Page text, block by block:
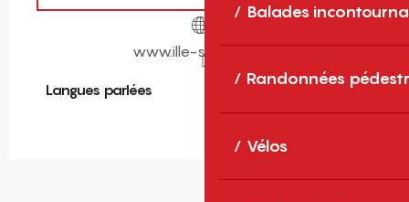
Balades
Randonnées
Vélos
www.ille-sur-tet.com
Langues parlées
Langues parlées